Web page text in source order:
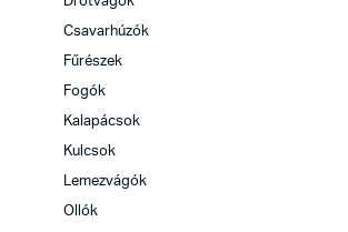
Csavarhúzók
Fűrészek
Fogók
Kalapácsok
Kulcsok
Lemezvágók
Ollók